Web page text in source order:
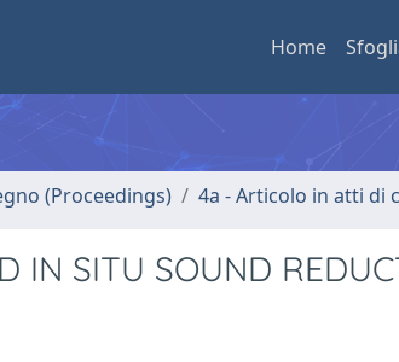
Home
(Proceedings) 4a - Articolo in atti di
IN SITU SOUND